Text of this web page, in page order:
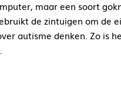
maar een soort
de zintuigen om de
autisme denken. Zo is